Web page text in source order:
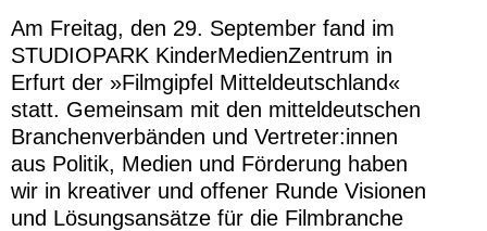
Am Freitag, den 29. September fand im
STUDIOPARK KinderMedienZentrum in
Erfurt der »Filmgipfel Mitteldeutschland«
statt. Gemeinsam mit den mitteldeutschen
Branchenverbänden und Vertreter:innen
aus Politik, Medien und Förderung haben
wir in kreativer und offener Runde Visionen
und Lösungsansätze für die Filmbranche